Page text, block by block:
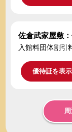
佐倉武家屋敷
入館料団体割引
優待証を表